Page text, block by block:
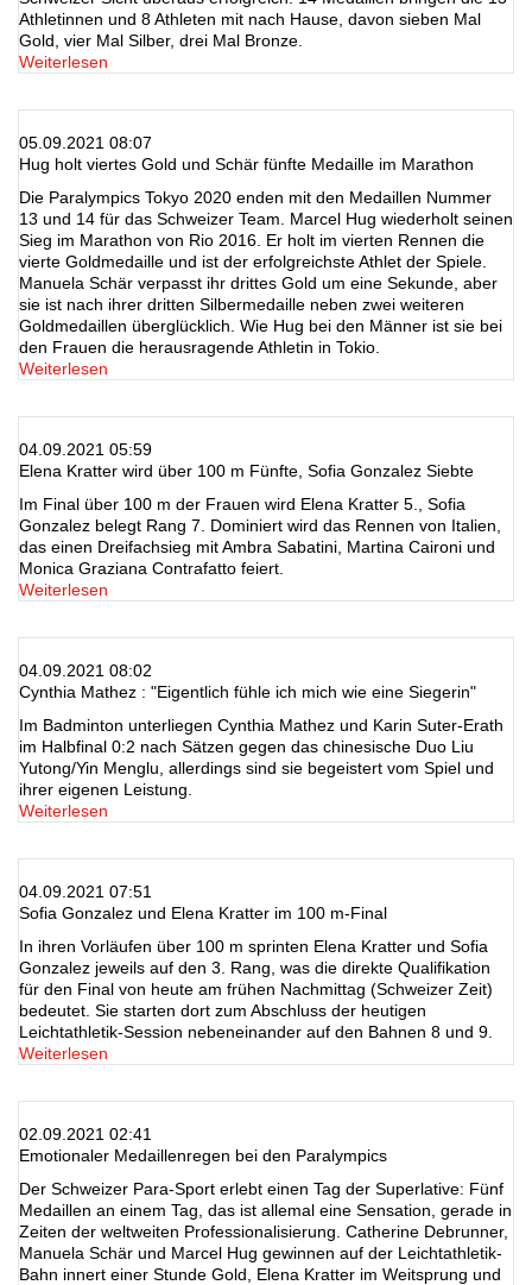
Athletinnen und 8 Athleten mit nach Hause, davon sieben Mal
Gold, vier Mal Silber, drei Mal Bronze.
Weiterlesen
05.09.2021 08:07
Hug holt viertes Gold und Schär fünfte Medaille im Marathon
Die Paralympics Tokyo 2020 enden mit den Medaillen Nummer
13 und 14 für das Schweizer Team. Marcel Hug wiederholt seinen
Sieg im Marathon von Rio 2016. Er holt im vierten Rennen die
vierte Goldmedaille und ist der erfolgreichste Athlet der Spiele.
Manuela Schär verpasst ihr drittes Gold um eine Sekunde, aber
sie ist nach ihrer dritten Silbermedaille neben zwei weiteren
Goldmedaillen überglücklich. Wie Hug bei den Männer ist sie bei
den Frauen die herausragende Athletin in Tokio.
Weiterlesen
04.09.2021 05:59
Elena Kratter wird über 100 m Fünfte, Sofia Gonzalez Siebte
Im Final über 100 m der Frauen wird Elena Kratter 5., Sofia
Gonzalez belegt Rang 7. Dominiert wird das Rennen von Italien,
das einen Dreifachsieg mit Ambra Sabatini, Martina Caironi und
Monica Graziana Contrafatto feiert.
Weiterlesen
04.09.2021 08:02
Cynthia Mathez : "Eigentlich fühle ich mich wie eine Siegerin"
Im Badminton unterliegen Cynthia Mathez und Karin Suter-Erath
im Halbfinal 0:2 nach Sätzen gegen das chinesische Duo Liu
Yutong/Yin Menglu, allerdings sind sie begeistert vom Spiel und
ihrer eigenen Leistung.
Weiterlesen
04.09.2021 07:51
Sofia Gonzalez und Elena Kratter im 100 m-Final
In ihren Vorläufen über 100 m sprinten Elena Kratter und Sofia
Gonzalez jeweils auf den 3. Rang, was die direkte Qualifikation
für den Final von heute am frühen Nachmittag (Schweizer Zeit)
bedeutet. Sie starten dort zum Abschluss der heutigen
Leichtathletik-Session nebeneinander auf den Bahnen 8 und 9.
Weiterlesen
02.09.2021 02:41
Emotionaler Medaillenregen bei den Paralympics
Der Schweizer Para-Sport erlebt einen Tag der Superlative: Fünf
Medaillen an einem Tag, das ist allemal eine Sensation, gerade in
Zeiten der weltweiten Professionalisierung. Catherine Debrunner,
Manuela Schär und Marcel Hug gewinnen auf der Leichtathletik-
Bahn innert einer Stunde Gold, Elena Kratter im Weitsprung und